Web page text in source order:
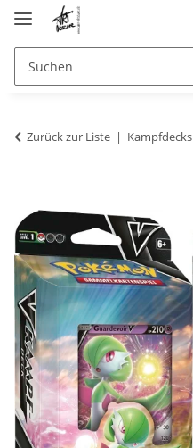
Zurück zur Liste Kampfdecks